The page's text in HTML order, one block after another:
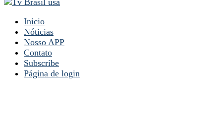
Inicio
Nóticias
Nosso APP
Contato
Subscribe
Página de login